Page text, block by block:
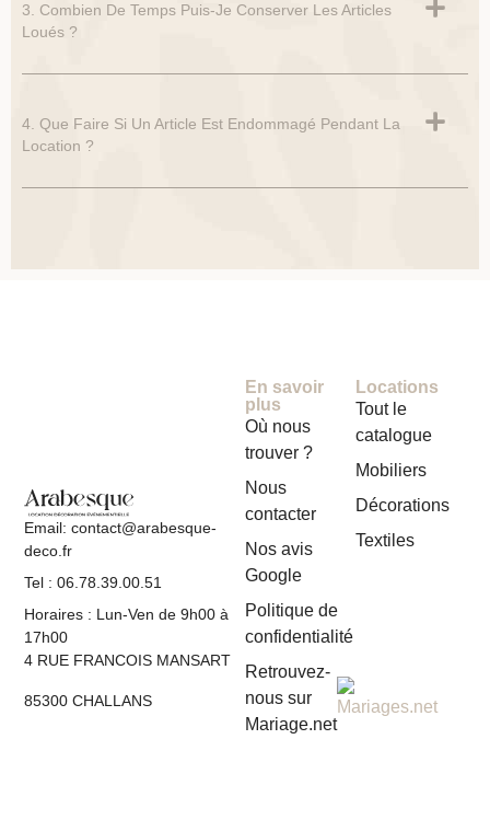
3. Combien De Temps Puis-Je Conserver Les Articles
Loués ?
4. Que Faire Si Un Article Est Endommagé Pendant La
Location ?
Email: contact@arabesque-
deco.fr
Tel : 06.78.39.00.51
Horaires : Lun-Ven de 9h00 à
17h00
4 RUE FRANCOIS MANSART
85300 CHALLANS
Locations
Tout le
catalogue
Mobiliers
Décorations
Textiles
En savoir
plus
Où nous
trouver ?
Nous
contacter
Nos avis
Google
Politique de
confidentialité
Retrouvez-
nous sur
Mariage.net